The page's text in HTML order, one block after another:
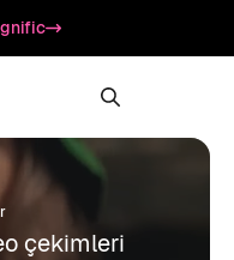
çekimleri